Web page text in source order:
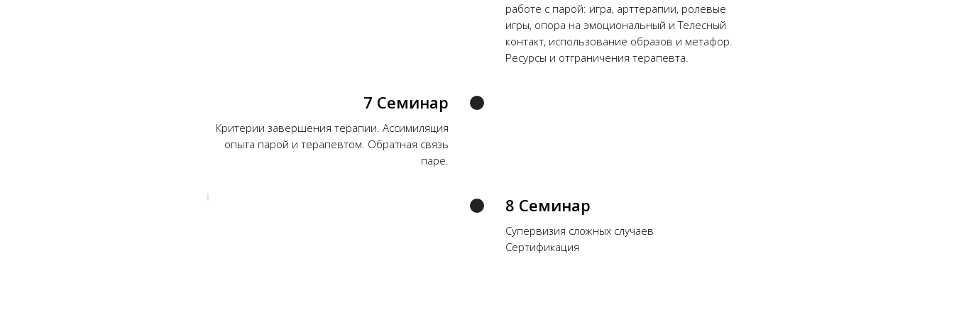
работе с парой: игра, арттерапии, ролевые
игры, опора на эмоциональный и Телесный
контакт, использование образов и метафор.
Ресурсы и отграничения терапевта.
7 Семинар
Критерии завершения терапии. Ассимиляция
опыта парой и терапевтом. Обратная связь
паре.
8 Семинар
Супервизия сложных случаев
Сертификация